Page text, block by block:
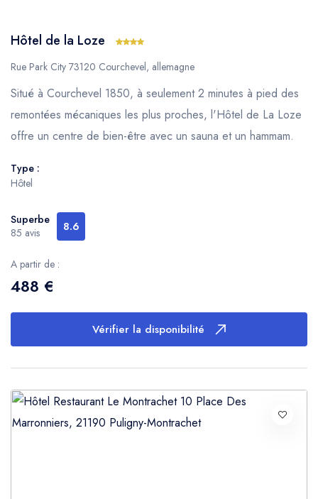
Hôtel de la Loze
Rue Park City 73120 Courchevel, allemagne
Situé à Courchevel 1850, à seulement 2 minutes à pied des
remontées mécaniques les plus proches, l'Hôtel de La Loze
offre un centre de bien-être avec un sauna et un hammam.
Type :
Hôtel
Superbe
85 avis
8.6
A partir de :
488 €
Vérifier la disponibilité